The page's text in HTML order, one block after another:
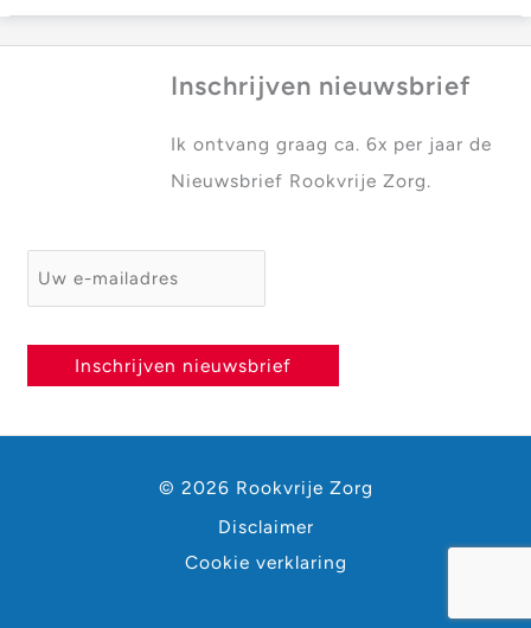
Generatie
Inschrijven nieuwsbrief
Ik ontvang graag ca. 6x per jaar de
Nieuwsbrief Rookvrije Zorg.
E-mailadres *
Inschrijven nieuwsbrief
© 2026 Rookvrije Zorg
Disclaimer
Cookie verklaring